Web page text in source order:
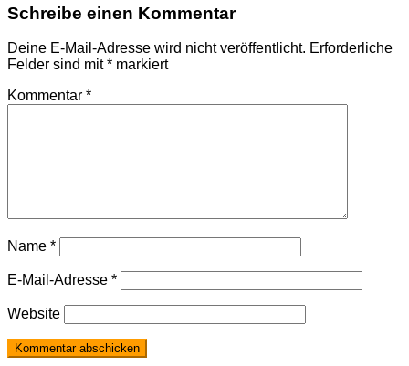
Schreibe einen Kommentar
Deine E-Mail-Adresse wird nicht veröffentlicht. Erforderliche
Felder sind mit* markiert
Kommentar *
Name *
E-Mail-Adresse *
Website